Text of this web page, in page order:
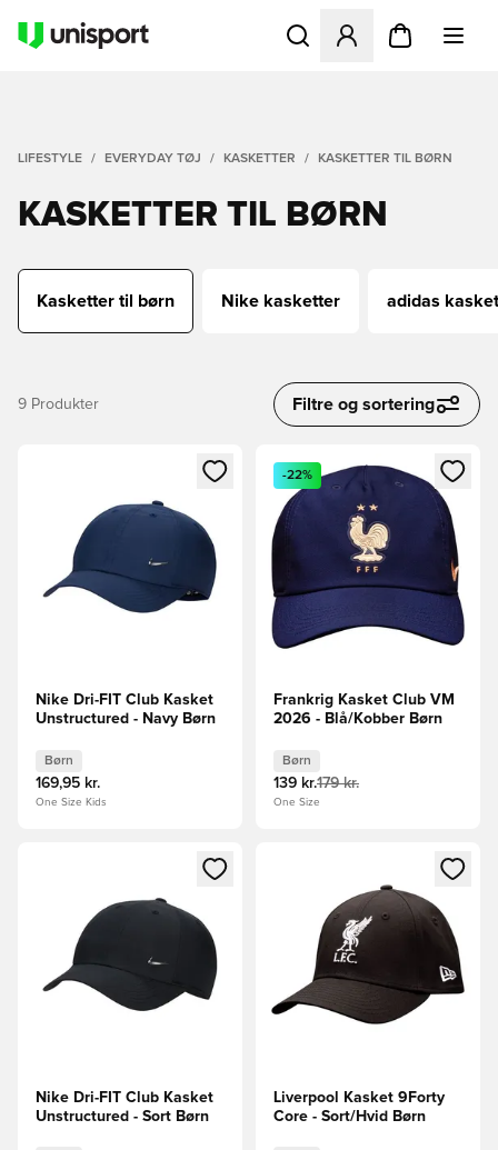
Åbner en Modal til at
LIFESTYLE EVERYDAY TØJ KASKETTER KASKETTER TIL BØRN
KASKETTER TIL BØRN
Kasketter til børn Nike kasketter adidas
9 Produkter Filtre og sortering
Åbner en Modal til at logge ind eller tilmelde dig som
Nike Dri-FIT Club Kasket
Unstructured - Navy Børn
Børn
169,95 kr.
One Size Kids
Åbner en Modal til at logge
-22%
Frankrig Kasket Club VM
2026 - Blå/Kobber Børn
Børn
139 kr.179 kr.
One Size
Åbner en Modal til at logge ind eller tilmelde dig som
Nike Dri-FIT Club Kasket
Unstructured - Sort Børn
Åbner en Modal til at logge
Liverpool Kasket 9Forty
Core - Sort/Hvid Børn